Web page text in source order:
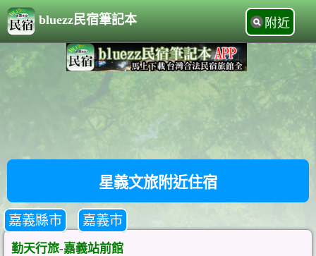
bluezz民宿筆記本 附近
星義文旅附近住宿
嘉義縣市 嘉義市
勤天行旅-嘉義站前館